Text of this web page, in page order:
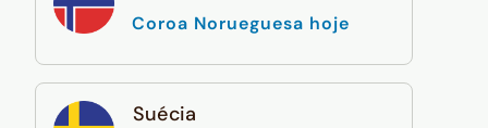
Coroa Norueguesa hoje
Suécia